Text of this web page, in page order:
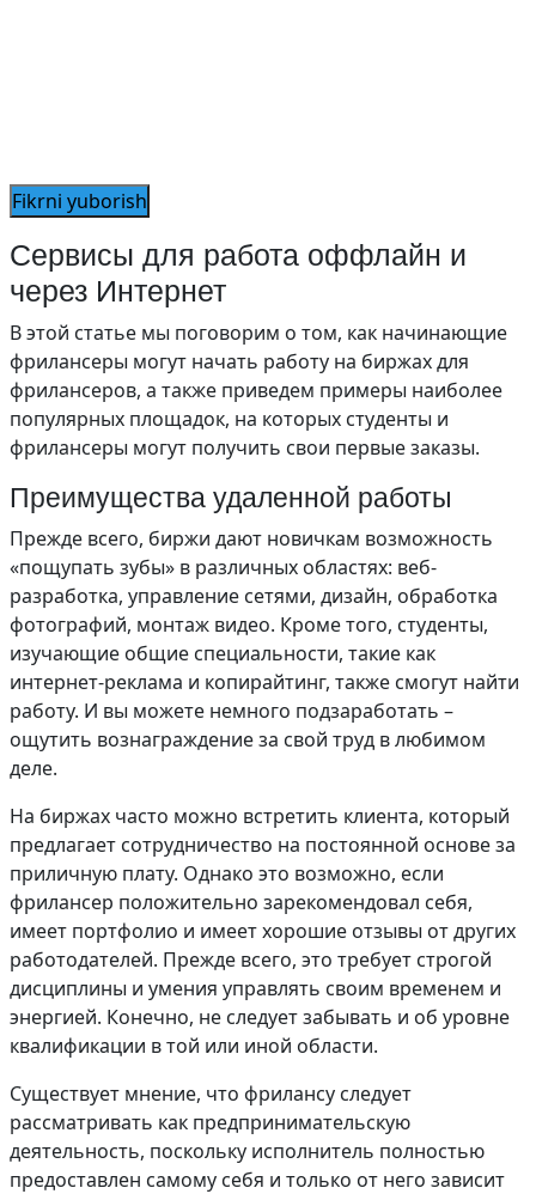
Сервисы для работа оффлайн и
через Интернет
В этой статье мы поговорим о том, как начинающие
фрилансеры могут начать работу на биржах для
фрилансеров, а также приведем примеры наиболее
популярных площадок, на которых студенты и
фрилансеры могут получить свои первые заказы.
Преимущества удаленной работы
Прежде всего, биржи дают новичкам возможность
«пощупать зубы» в различных областях: веб-
разработка, управление сетями, дизайн, обработка
фотографий, монтаж видео. Кроме того, студенты,
изучающие общие специальности, такие как
интернет-реклама и копирайтинг, также смогут найти
работу. И вы можете немного подзаработать –
ощутить вознаграждение за свой труд в любимом
деле.
На биржах часто можно встретить клиента, который
предлагает сотрудничество на постоянной основе за
приличную плату. Однако это возможно, если
фрилансер положительно зарекомендовал себя,
имеет портфолио и имеет хорошие отзывы от других
работодателей. Прежде всего, это требует строгой
дисциплины и умения управлять своим временем и
энергией. Конечно, не следует забывать и об уровне
квалификации в той или иной области.
Существует мнение, что фрилансу следует
рассматривать как предпринимательскую
деятельность, поскольку исполнитель полностью
предоставлен самому себя и только от него зависит